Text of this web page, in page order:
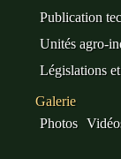
Publication
Unités agro-
Législations
Galerie
Photos